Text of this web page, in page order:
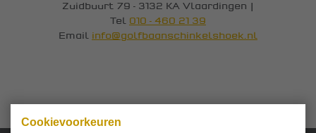
Cookievoorkeuren
Zuidbuurt 79 - 3132 KA Vlaardingen |
Tel 010 - 460 21 39
Email info@golfbaanschinkelshoek.nl